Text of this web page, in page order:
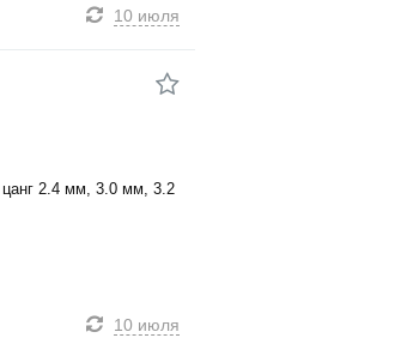
10 июля
2.4 мм, 3.0 мм, 3.2
10 июля